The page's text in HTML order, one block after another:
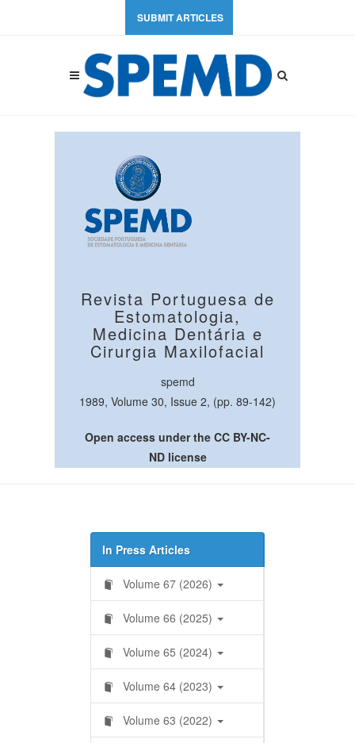
SUBMIT ARTICLES
Revista Portuguesa de
Estomatologia,
Medicina Dentária e
Cirurgia Maxilofacial
spemd
1989, Volume 30, Issue 2, (pp. 89-142)
Open access under the CC BY-NC-
ND license
In Press Articles
Volume 67 (2026)
Volume 66 (2025)
Volume 65 (2024)
Volume 64 (2023)
Volume 63 (2022)